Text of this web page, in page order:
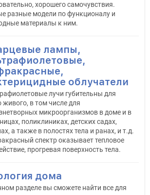
хорошего самочувствия.
разные модели по функционалу и
материалы к ним.
лампы,
облучатели
лучи губительны для
живого, в том числе для
микроорганизмов в доме и в
поликлиниках, детских садах,
а также в полостях тела и ранах, и т.д.
спектр оказывает тепловое
прогревая поверхность тела.
дома
разделе вы сможете найти все для